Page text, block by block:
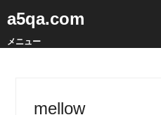
a5qa.com
メニュー
mellow